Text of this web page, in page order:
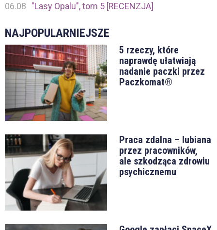
06.08 "Lasy Opalu", tom 5 [RECENZJA]
NAJPOPULARNIEJSZE
5 rzeczy, które
naprawdę ułatwiają
nadanie paczki przez
Paczkomat®
Praca zdalna – lubiana
przez pracowników,
ale szkodząca zdrowiu
psychicznemu